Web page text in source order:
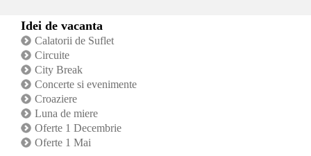
Idei de vacanta
Calatorii de Suflet
Circuite
City Break
Concerte si evenimente
Croaziere
Luna de miere
Oferte 1 Decembrie
Oferte 1 Mai